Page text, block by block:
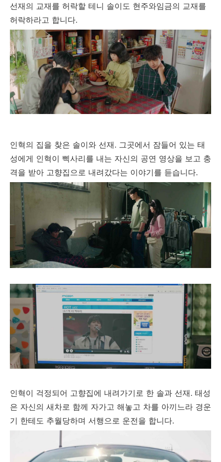
선재의 교재를 허락할 테니 솔이도 현주와임금의 교재를
허락하라고 합니다.
인혁의 집을 찾은 솔이와 선재. 그곳에서 잠들어 있는 태
성에게 인혁이 삑사리를 내는 자신의 공연 영상을 보고 충
격을 받아 고향집으로 내려갔다는 이야기를 듣습니다.
인혁이 걱정되어 고향집에 내려가기로 한 솔과 선재. 태성
은 자신의 새차로 함께 자가고 해놓고 차를 아끼느라 경운
기 한테도 추월당하며 서행으로 운전을 합니다.